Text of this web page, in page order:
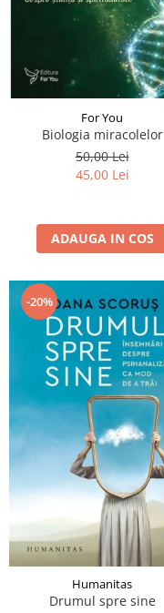
For You
Biologia miracolelor
50,00 Lei
45,00 Lei
ADAUGA IN COS
-20%
Humanitas
Drumul spre sine